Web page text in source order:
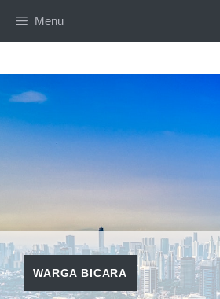
Langsung
ke
Menu
WARGA BICARA